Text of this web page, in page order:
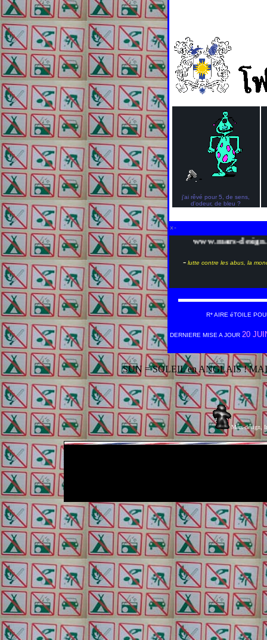
-
j'ai rêvé pour 5, de sens,
d'odeur, de bleu ?
x-
www.mars-design.org
- lutte contre les abus, la
R* AIRE éTOILE
DERNIERE MISE A JOUR 20
SUN = SOLEIL en ANGLAIS !
Mars-design,